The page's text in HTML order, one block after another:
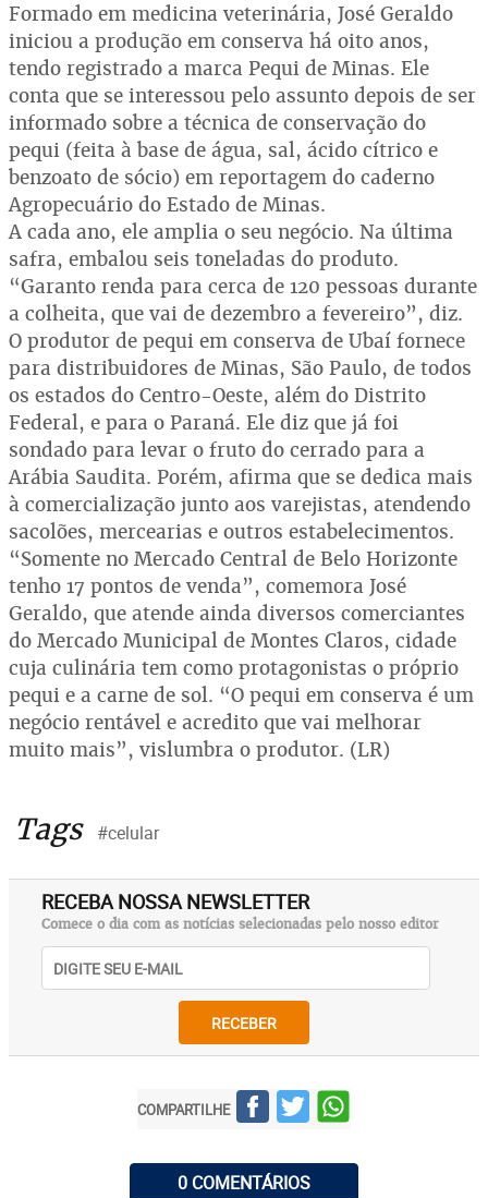
Formado em medicina veterinária, José Geraldo
iniciou a produção em conserva há oito anos,
tendo registrado a marca Pequi de Minas. Ele
conta que se interessou pelo assunto depois de ser
informado sobre a técnica de conservação do
pequi (feita à base de água, sal, ácido cítrico e
benzoato de sócio) em reportagem do caderno
Agropecuário do Estado de Minas.
A cada ano, ele amplia o seu negócio. Na última
safra, embalou seis toneladas do produto.
“Garanto renda para cerca de 120 pessoas durante
a colheita, que vai de dezembro a fevereiro”, diz.
O produtor de pequi em conserva de Ubaí fornece
para distribuidores de Minas, São Paulo, de todos
os estados do Centro-Oeste, além do Distrito
Federal, e para o Paraná. Ele diz que já foi
sondado para levar o fruto do cerrado para a
Arábia Saudita. Porém, afirma que se dedica mais
à comercialização junto aos varejistas, atendendo
sacolões, mercearias e outros estabelecimentos.
“Somente no Mercado Central de Belo Horizonte
tenho 17 pontos de venda”, comemora José
Geraldo, que atende ainda diversos comerciantes
do Mercado Municipal de Montes Claros, cidade
cuja culinária tem como protagonistas o próprio
pequi e a carne de sol. “O pequi em conserva é um
negócio rentável e acredito que vai melhorar
muito mais”, vislumbra o produtor. (LR)
Tags #celular
RECEBA NOSSA NEWSLETTER
Comece o dia com as notícias selecionadas pelo nosso editor
RECEBER
COMPARTILHE
0 COMENTÁRIOS